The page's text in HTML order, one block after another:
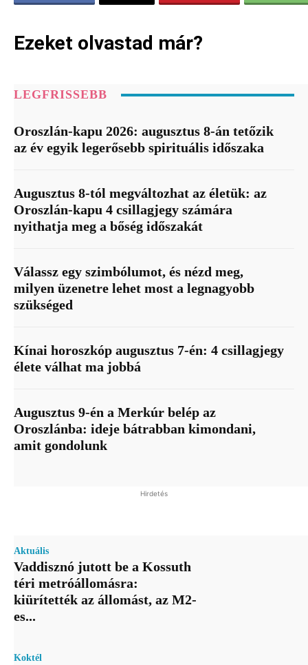
Ezeket olvastad már?
LEGFRISSEBB
Oroszlán-kapu 2026: augusztus 8-án tetőzik
az év egyik legerősebb spirituális időszaka
Augusztus 8-tól megváltozhat az életük: az
Oroszlán-kapu 4 csillagjegy számára
nyithatja meg a bőség időszakát
Válassz egy szimbólumot, és nézd meg,
milyen üzenetre lehet most a legnagyobb
szükséged
Kínai horoszkóp augusztus 7-én: 4 csillagjegy
élete válhat ma jobbá
Augusztus 9-én a Merkúr belép az
Oroszlánba: ideje bátrabban kimondani,
amit gondolunk
Hirdetés
Aktuális
Vaddisznó jutott be a Kossuth
téri metróállomásra:
kiürítették az állomást, az M2-
es...
Koktél